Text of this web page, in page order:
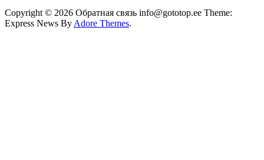
Copyright © 2026 Обратная связь info@gototop.ee Theme:
Express News By Adore Themes.